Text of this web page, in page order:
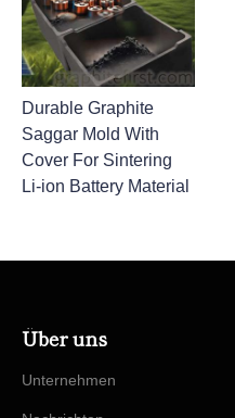
Durable Graphite
Saggar Mold With
Cover For Sintering
Li-ion Battery Material
Über uns
Unternehmen